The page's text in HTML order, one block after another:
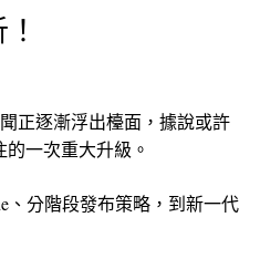
正逐漸浮出檯面，據說或許
一次重大升級。
、分階段發布策略，到新一代